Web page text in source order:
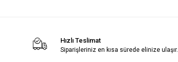
Hızlı Teslimat
Siparişleriniz en kısa sürede elinize ulaşır.